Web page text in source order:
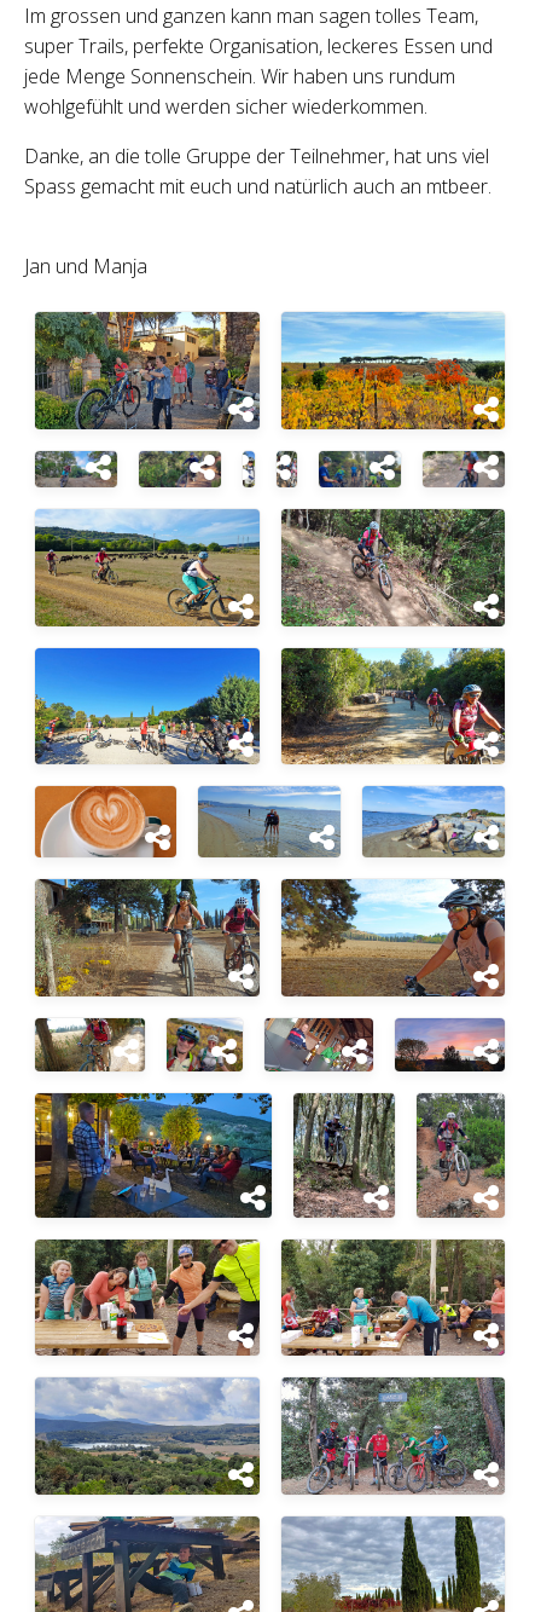
Im grossen und ganzen kann man sagen tolles Team,
super Trails, perfekte Organisation, leckeres Essen und
jede Menge Sonnenschein. Wir haben uns rundum
wohlgefühlt und werden sicher wiederkommen.
Danke, an die tolle Gruppe der Teilnehmer, hat uns viel
Spass gemacht mit euch und natürlich auch an mtbeer.
Jan und Manja